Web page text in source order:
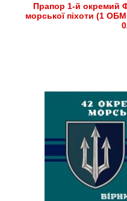
Прапор 1-й окремий
морської піхоти (1